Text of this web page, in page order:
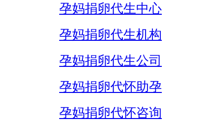
孕妈捐卵代生中心
孕妈捐卵代生机构
孕妈捐卵代生公司
孕妈捐卵代怀助孕
孕妈捐卵代怀咨询